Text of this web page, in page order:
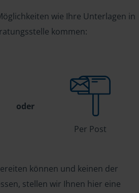
wie Ihre Unterlagen in
kommen:
oder
Per Post
können und keinen der
stellen wir Ihnen hier eine